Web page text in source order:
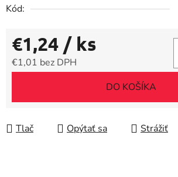
Kód:
€1,24 / ks
€1,01 bez DPH
DO KOŠÍKA
Tlač Opýtať sa Strážiť